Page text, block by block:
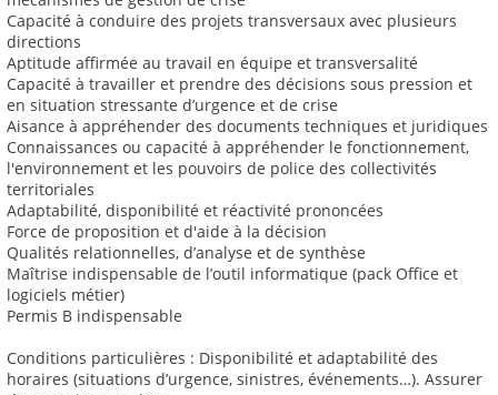
Capacité à conduire des projets transversaux avec plusieurs
directions
Aptitude affirmée au travail en équipe et transversalité
Capacité à travailler et prendre des décisions sous pression et
en situation stressante d’urgence et de crise
Aisance à appréhender des documents techniques et juridiques
Connaissances ou capacité à appréhender le fonctionnement,
l'environnement et les pouvoirs de police des collectivités
territoriales
Adaptabilité, disponibilité et réactivité prononcées
Force de proposition et d'aide à la décision
Qualités relationnelles, d’analyse et de synthèse
Maîtrise indispensable de l’outil informatique (pack Office et
logiciels métier)
Permis B indispensable
Conditions particulières : Disponibilité et adaptabilité des
horaires (situations d’urgence, sinistres, événements…). Assurer